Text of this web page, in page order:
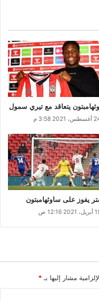
يتعاقد مع تيري سمول
2021 3:58 م
يفوز على ساوثهامبتون
12:16 ص
مشار إليها بـ *